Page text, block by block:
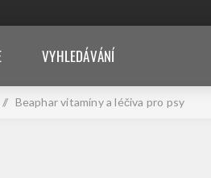
VYHLEDÁVÁNÍ
/ Beaphar vitamíny a léčiva pro psy